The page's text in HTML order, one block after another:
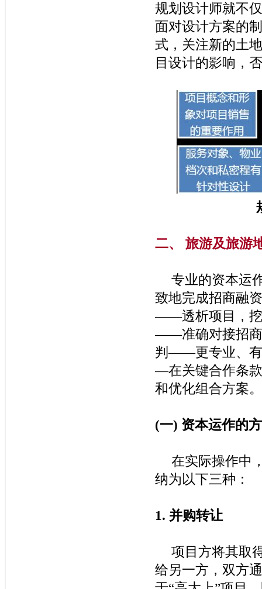
规划设计师就不
面对设计方案的
式，关注新的土
目设计的影响，
二、 旅游及旅游
专业的资本运
致地完成招商融
――透析项目，
――准确对接招
判――更专业、
―在关键合作条
和优化组合方案
(一) 资本运作的
在实际操作中
纳为以下三种：
1. 并购转让
项目方将其取
给另一方，双方